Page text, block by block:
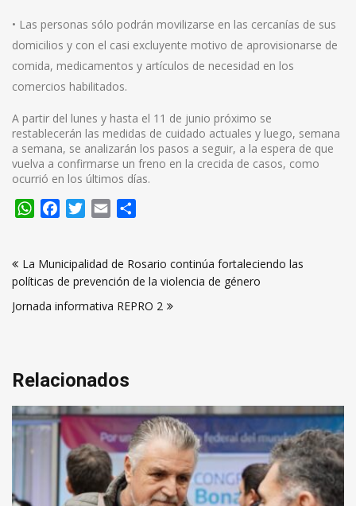
• Las personas sólo podrán movilizarse en las cercanías de sus
domicilios y con el casi excluyente motivo de aprovisionarse de
comida, medicamentos y artículos de necesidad en los
comercios habilitados.
A partir del lunes y hasta el 11 de junio próximo se
restablecerán las medidas de cuidado actuales y luego, semana
a semana, se analizarán los pasos a seguir, a la espera de que
vuelva a confirmarse un freno en la crecida de casos, como
ocurrió en los últimos días.
WhatsApp
FacebookTwitter
Email
de
entradas
La Municipalidad de Rosario continúa fortaleciendo las
políticas de prevención de la violencia de género
Jornada informativa REPRO 2
Relacionados